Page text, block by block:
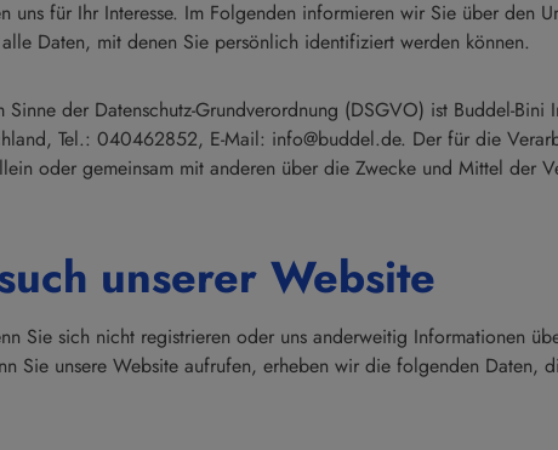
für Ihr Interesse. Im Folgenden informieren wir Sie über den
Daten, mit denen Sie persönlich identifiziert werden können.
der Datenschutz-Grundverordnung (DSGVO) ist Buddel-Bini
Tel.: 040462852, E-Mail: info@buddel.de. Der für die
oder gemeinsam mit anderen über die Zwecke und Mittel der
unserer Website
Sie sich nicht registrieren oder uns anderweitig Informationen
Sie unsere Website aufrufen, erheben wir die folgenden